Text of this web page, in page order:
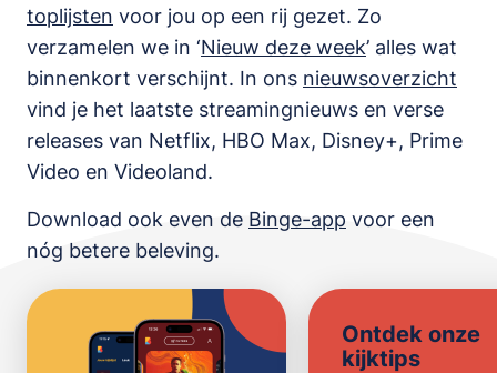
toplijsten voor jou op een rij gezet. Zo
verzamelen we in ‘Nieuw deze week’ alles wat
binnenkort verschijnt. In ons nieuwsoverzicht
vind je het laatste streamingnieuws en verse
releases van Netflix, HBO Max, Disney+, Prime
Video en Videoland.
Download ook even de Binge-app voor een
nóg betere beleving.
Ontdek onze
kijktips